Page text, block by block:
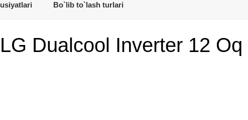
Bo`lib to`lash turlari
Dualcool Inverter 12 Oq